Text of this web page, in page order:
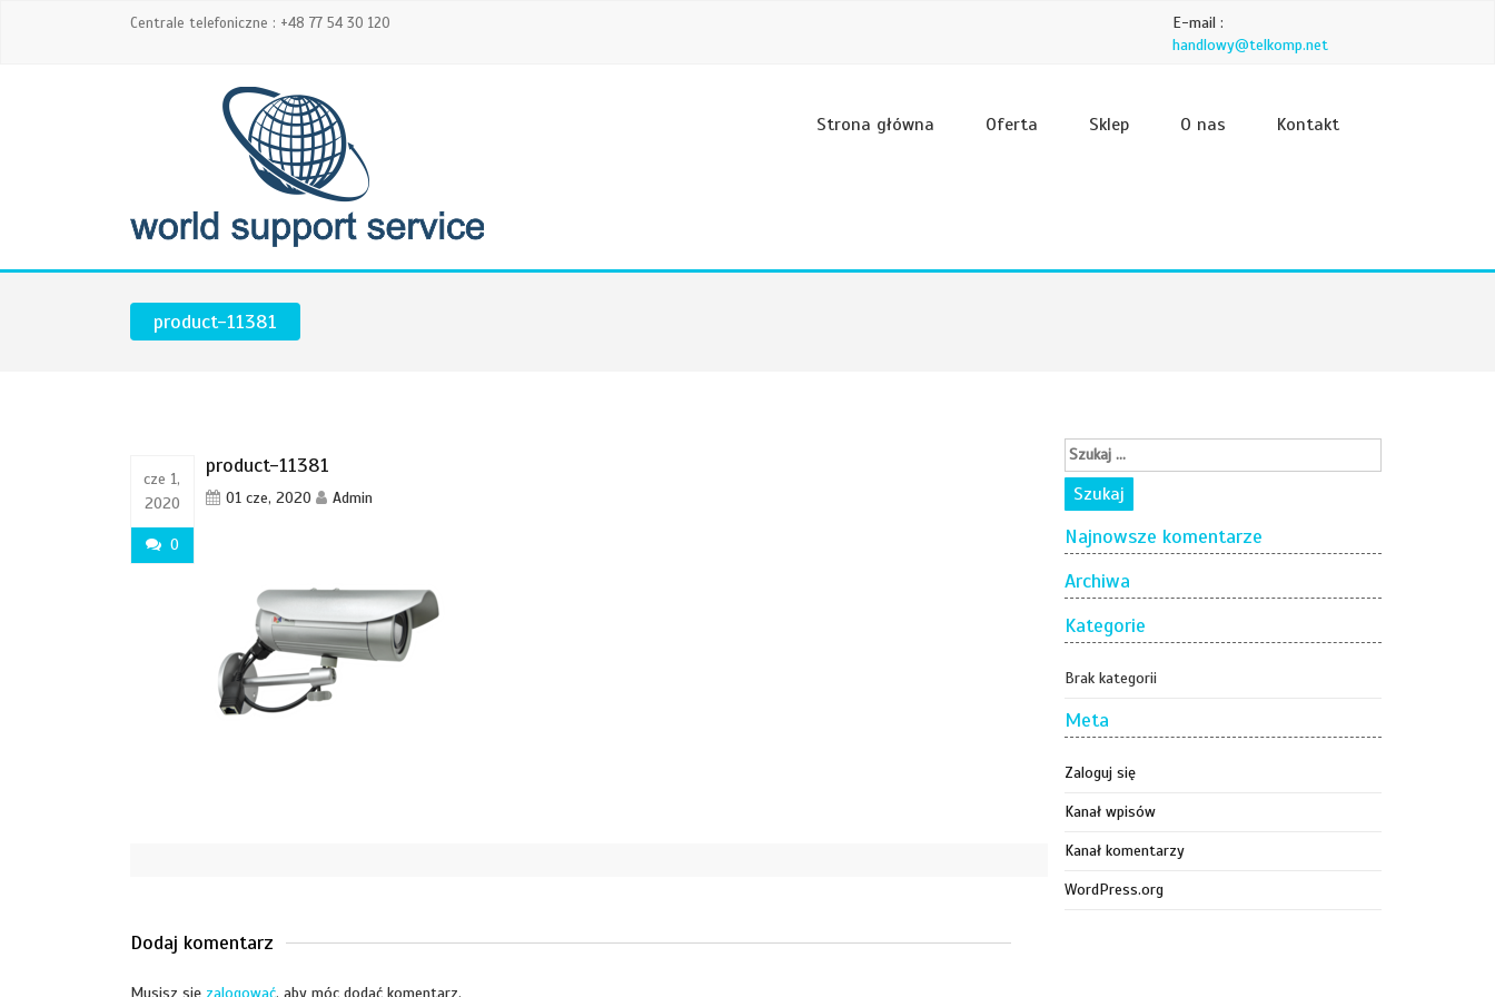
Centrale telefoniczne : +48 77 54 30 120
E-mail :
handlowy@telkomp.net
Strona główna Oferta Sklep O nas Kontakt
product-11381
cze 1,
2020
0
product-11381
01 cze, 2020 Admin
Dodaj komentarz
Musisz się zalogować, aby móc dodać komentarz.
Najnowsze komentarze
Archiwa
Kategorie
Brak kategorii
Meta
Zaloguj się
Kanał wpisów
Kanał komentarzy
WordPress.org